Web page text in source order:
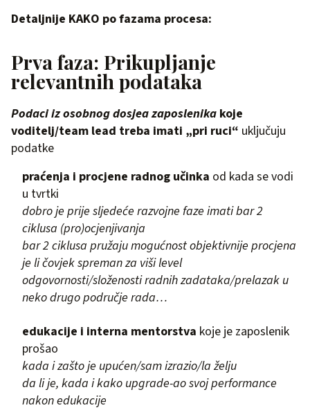
Detaljnije KAKO po fazama procesa:
Prva faza: Prikupljanje
relevantnih podataka
Podaci iz osobnog dosjea zaposlenika koje
voditelj/team lead treba imati „pri ruci“ uključuju
podatke
praćenja i procjene radnog učinka od kada se vodi
u tvrtki
dobro je prije sljedeće razvojne faze imati bar 2
ciklusa (pro)ocjenjivanja
bar 2 ciklusa pružaju mogućnost objektivnije procjena
je li čovjek spreman za viši level
odgovornosti/složenosti radnih zadataka/prelazak u
neko drugo područje rada…
edukacije i interna mentorstva koje je zaposlenik
prošao
kada i zašto je upućen/sam izrazio/la želju
da li je, kada i kako upgrade-ao svoj performance
nakon edukacije